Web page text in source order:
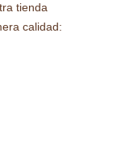
tienda
calidad: